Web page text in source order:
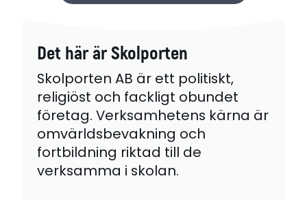
Det här är Skolporten
Skolporten AB är ett politiskt,
religiöst och fackligt obundet
företag. Verksamhetens kärna är
omvärldsbevakning och
fortbildning riktad till de
verksamma i skolan.